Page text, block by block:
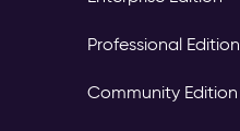
Professional Edition
Community Edition